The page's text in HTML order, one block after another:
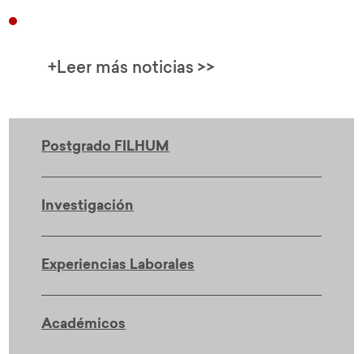
+Leer más noticias >>
Postgrado FILHUM
Investigación
Experiencias Laborales
Académicos